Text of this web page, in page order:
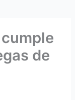
de